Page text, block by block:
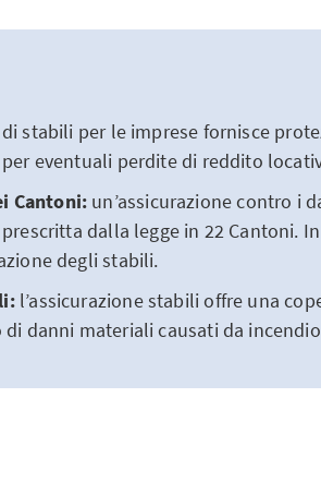
stabili per le imprese fornisce
eventuali perdite di reddito
Cantoni: un’assicurazione contro i
dalla legge in 22 Cantoni.
degli stabili.
l’assicurazione stabili offre una
danni materiali causati da